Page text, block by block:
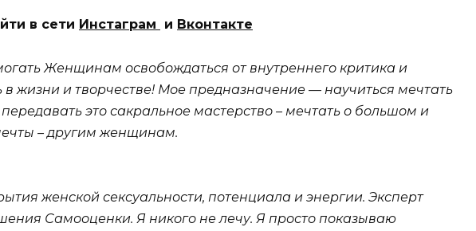
в сети Инстаграм и Вконтакте
Женщинам освобождаться от внутреннего критика и
в жизни и творчестве! Мое предназначение — научиться мечтать
это сакральное мастерство – мечтать о большом и
– другим женщинам.
женской сексуальности, потенциала и энергии. Эксперт
Самооценки. Я никого не лечу. Я просто показываю